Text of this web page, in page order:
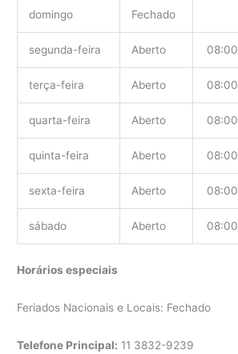
domingo Fechado
segunda-feira Aberto 08:00
terça-feira Aberto 08:00
quarta-feira Aberto 08:00
quinta-feira Aberto 08:00
sexta-feira Aberto 08:00
sábado Aberto 08:00
Horários especiais
Feriados Nacionais e Locais: Fechado
Telefone Principal: 11 3832-9239